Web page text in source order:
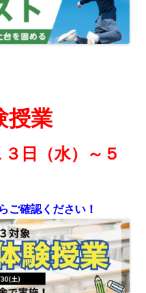
授業
３日（水）～５
ご確認ください！